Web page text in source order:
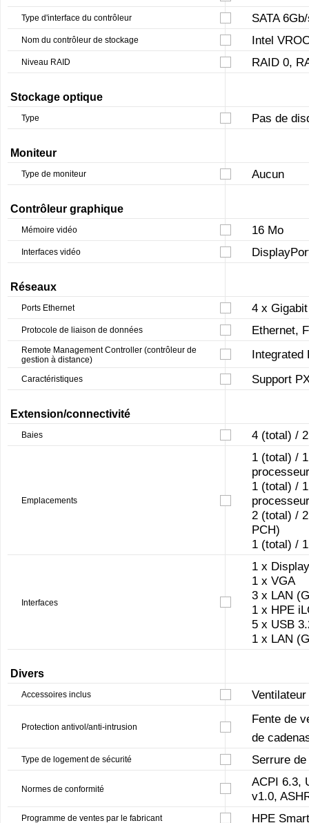
Type d'interface du contrôleur SATA
Nom du contrôleur de stockage Intel
Niveau RAID RAID 0,
Stockage optique
Type Pas de
Moniteur
Type de moniteur Aucun
Contrôleur graphique
Mémoire vidéo 16 Mo
Interfaces vidéo
Réseaux
Ports Ethernet 4 x
Protocole de liaison de données Ethernet,
Remote Management Controller (contrôleur de
gestion à distance)
Integrated
Caractéristiques Support
Extension/connectivité
Baies 4 (total) /
Emplacements
1 (total) /
1 (total) /
2 (total) /
PCH)
1 (total) /
Interfaces
1 x
1 x VGA
3 x LAN
1 x HPE
5 x USB
1 x LAN
Divers
Accessoires inclus
Protection antivol/anti-intrusion
Fente de
de
Type de logement de sécurité Serrure
Normes de conformité
ACPI 6.3,
v1.0,
Programme de ventes par le fabricant HPE